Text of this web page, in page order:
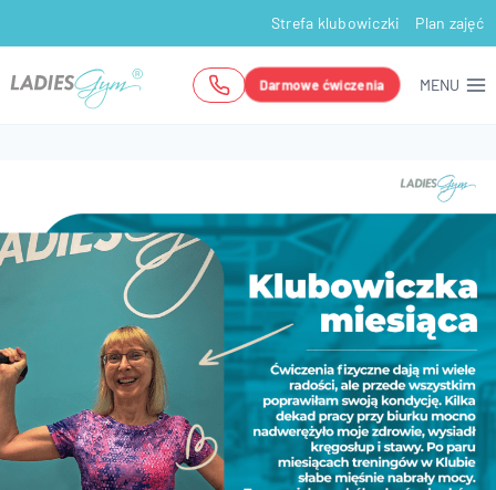
do
treści
Strefa klubowiczki Plan zajęć
Darmowe ćwiczenia MENU